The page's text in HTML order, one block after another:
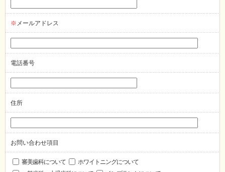
※ メールアドレス
電話番号
住所
お問い合わせ項目
審美歯科について
ホワイトニングについて